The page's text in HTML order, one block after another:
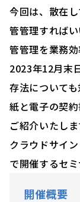
今回は、散在
管管理すれば
管管理を業務
2023年12月末
存法について
紙と電子の契
ご紹介いたしま
クラウドサイ
で開催するセミ
開催概要